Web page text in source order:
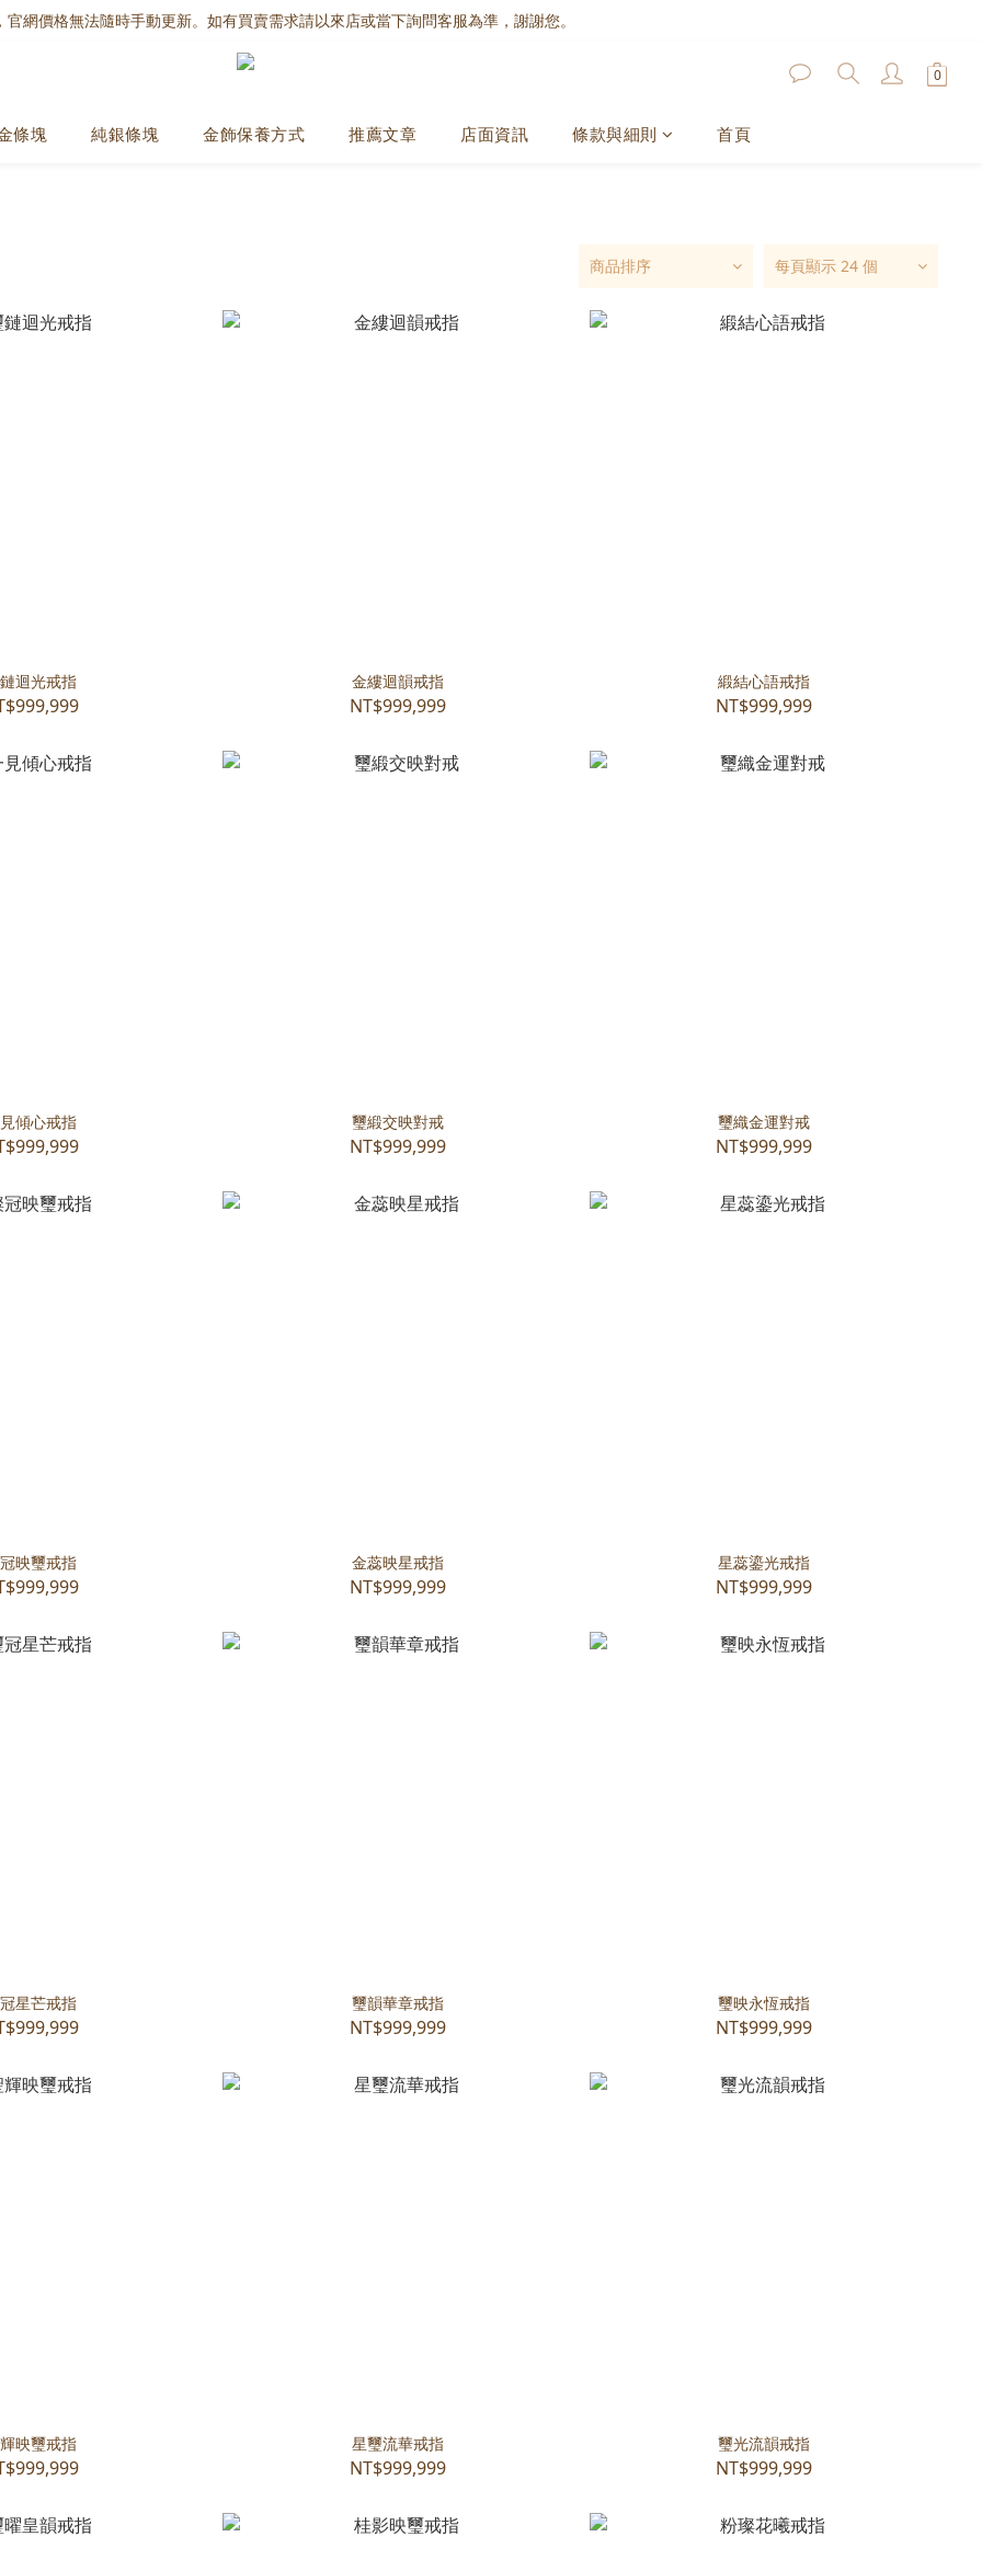
官網價格無法隨時手動更新。如有買賣需求請以來店或當下詢問客服為準，謝謝您。
條塊 純銀條塊 金飾保養方式 推薦文章 店面資訊 條款與細則 首頁
商品排序 每頁顯示 24 個
迴光戒指 金縷迴韻戒指
NT$999,999
緞結心語戒指
NT$999,999
傾心戒指 璽緞交映對戒
NT$999,999
璽織金運對戒
NT$999,999
映璽戒指 金蕊映星戒指
NT$999,999
星蕊鎏光戒指
NT$999,999
星芒戒指 璽韻華章戒指
NT$999,999
璽映永恆戒指
NT$999,999
映璽戒指 星璽流華戒指
NT$999,999
璽光流韻戒指
NT$999,999